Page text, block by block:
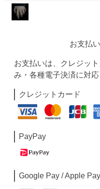
お支払
お支払いは、クレジッ
み・各種電子決済に対応
クレジットカード
PayPay
Google Pay / Apple Pay